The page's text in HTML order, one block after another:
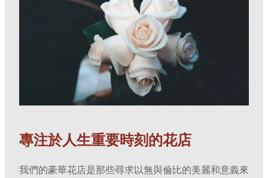
專注於人生重要時刻的花店
我們的豪華花店是那些尋求以無與倫比的美麗和意義來